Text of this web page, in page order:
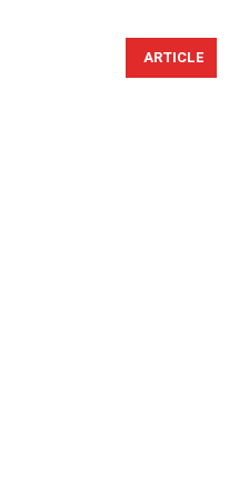
ARTICLE